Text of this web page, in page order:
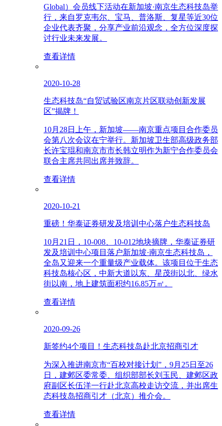
Global）会员线下活动在新加坡·南京生态科技岛举
行，来自罗克韦尔、宝马、普洛斯、复星等近30位
企业代表齐聚，分享产业前沿观念，全方位深度探
讨行业未来发展。
查看详情
2020-10-28
生态科技岛“自贸试验区南京片区联动创新发展
区”揭牌！
10月28日上午，新加坡——南京重点项目合作委员
会第八次会议在宁举行。新加坡卫生部高级政务部
长许宝琨和南京市市长韩立明作为新宁合作委员会
联合主席共同出席并致辞。
查看详情
2020-10-21
重磅！华泰证券研发及培训中心落户生态科技岛
10月21日，10-008、10-012地块摘牌，华泰证券研
发及培训中心项目落户新加坡·南京生态科技岛，
全岛又迎来一个重量级产业载体。该项目位于生态
科技岛核心区，中新大道以东、星茂街以北、绿水
街以南，地上建筑面积约16.85万㎡。
查看详情
2020-09-26
新签约4个项目！生态科技岛赴北京招商引才
为深入推进南京市“百校对接计划”，9月25日至26
日，建邺区委常委、组织部部长刘玉民、建邺区政
府副区长伍洋一行赴北京高校走访交流，并出席生
态科技岛招商引才（北京）推介会。
查看详情